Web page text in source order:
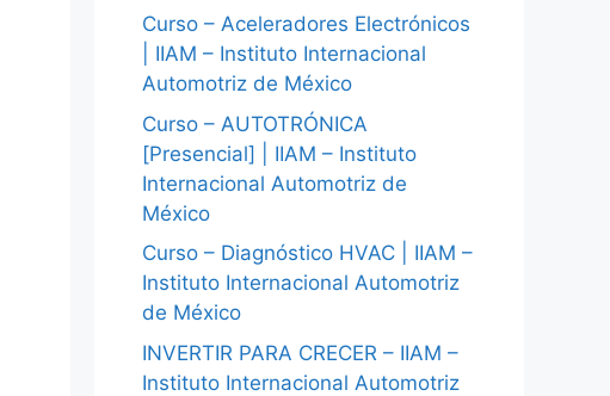
Curso – Aceleradores Electrónicos
| IIAM – Instituto Internacional
Automotriz de México
Curso – AUTOTRÓNICA
[Presencial] | IIAM – Instituto
Internacional Automotriz de
México
Curso – Diagnóstico HVAC | IIAM –
Instituto Internacional Automotriz
de México
INVERTIR PARA CRECER – IIAM –
Instituto Internacional Automotriz